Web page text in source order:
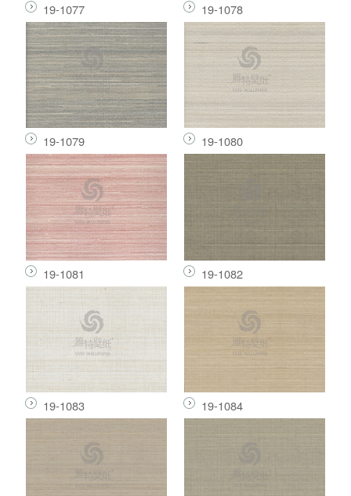
19-1077 19-1078
19-1079 19-1080
19-1081 19-1082
19-1083 19-1084